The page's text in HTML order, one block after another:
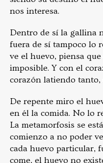
nos interesa.
Dentro de sí la gallina
fuera de sí tampoco lo
ve el huevo, piensa
imposible. Y con el
corazón latiendo tanto,
De repente miro el
en él la comida. No lo
La metamorfosis se
comienzo a no poder
cada huevo particular,
come, el huevo no